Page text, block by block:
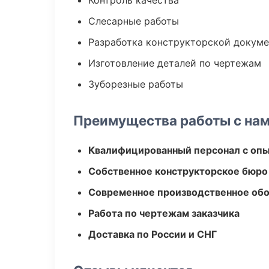
Слесарные работы
Разработка конструкторской
Изготовление деталей по чертежам
Зуборезные работы
Преимущества работы с
Квалифицированный персонал с
Собственное конструкторское бюро
Современное производственное
Работа по чертежам заказчика
Доставка по России и СНГ